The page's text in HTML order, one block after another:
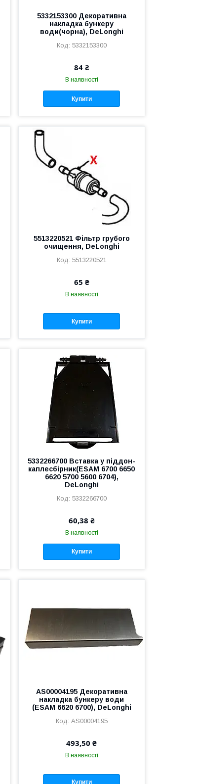
5332153300 Декоративна
накладка бункеру
води(чорна), DeLonghi
5332153300
84 ₴
В наявності
Купити
5513220521 Фільтр грубого
очищення, DeLonghi
5513220521
65 ₴
В наявності
Купити
5332266700 Вставка у піддон-
каплесбірник(ESAM 6700 6650
6620 5700 5600 6704),
DeLonghi
5332266700
60,38 ₴
В наявності
Купити
AS00004195 Декоративна
накладка бункеру води
(ESAM 6620 6700), DeLonghi
AS00004195
493,50 ₴
В наявності
Купити